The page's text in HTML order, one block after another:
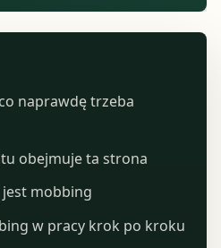
naprawdę trzeba
obejmuje ta strona
jest mobbing
w pracy krok po kroku